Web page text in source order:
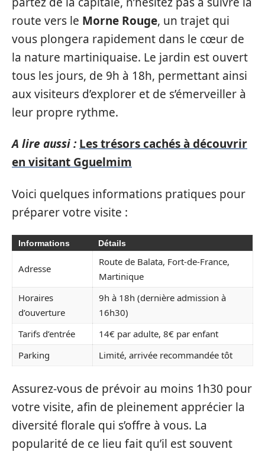
route vers le Morne Rouge, un trajet qui
vous plongera rapidement dans le cœur de
la nature martiniquaise. Le jardin est ouvert
tous les jours, de 9h à 18h, permettant ainsi
aux visiteurs d’explorer et de s’émerveiller à
leur propre rythme.
A lire aussi : Les trésors cachés à découvrir
en visitant Gguelmim
Voici quelques informations pratiques pour
préparer votre visite :
Informations Détails
Adresse
Route de Balata, Fort-de-France,
Martinique
Horaires
d’ouverture
9h à 18h (dernière admission à
16h30)
Tarifs d’entrée
14€ par adulte, 8€ par enfant
Parking
Limité, arrivée recommandée tôt
Assurez-vous de prévoir au moins 1h30 pour
votre visite, afin de pleinement apprécier la
diversité florale qui s’offre à vous. La
popularité de ce lieu fait qu’il est souvent